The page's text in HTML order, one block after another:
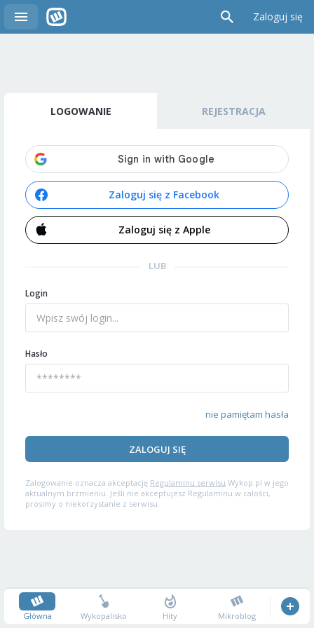
Zaloguj się
LOGOWANIE REJESTRACJA
Zaloguj się z Facebook
Zaloguj się z Apple
LUB
Login
Hasło
nie pamiętam hasła
ZALOGUJ SIĘ
Zalogowanie oznacza akceptację Regulaminu serwisu Wykop.pl w jego
aktualnym brzmieniu. Jeśli nie akceptujesz Regulaminu w całości,
prosimy o niekorzystanie z serwisu.
Główna Wykopalisko Hity Mikroblog